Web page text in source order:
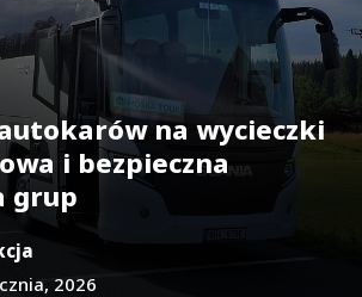
na wycieczki
i bezpieczna
grup
2026